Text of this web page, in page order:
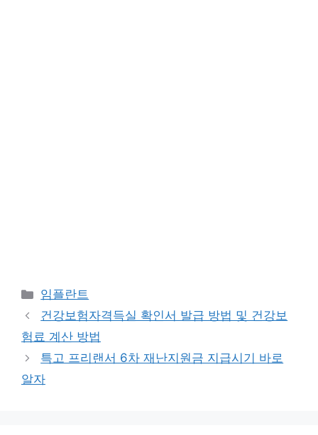
카
테
리
임플란트
건강보험자격득실 확인서 발급 방법 및 건강보
험료 계산 방법
특고 프리랜서 6차 재난지원금 지급시기 바로
알자